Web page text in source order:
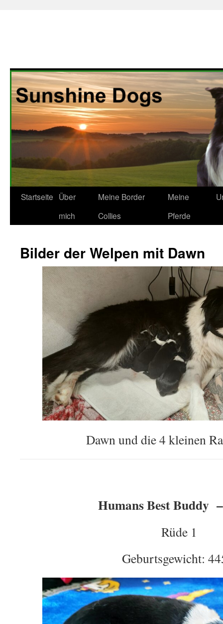
Zum
Startseite Über
mich
Meine Border
Collies
Meine
Pferde
Bilder der Welpen mit Dawn
Dawn und die 4 kleinen
Humans Best Buddy
Rüde 1
Geburtsgewicht: